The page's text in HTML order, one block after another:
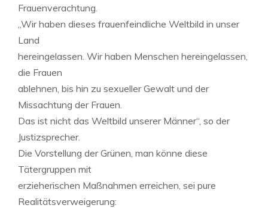
Frauenverachtung.
„Wir haben dieses frauenfeindliche Weltbild in unser
Land
hereingelassen. Wir haben Menschen hereingelassen,
die Frauen
ablehnen, bis hin zu sexueller Gewalt und der
Missachtung der Frauen.
Das ist nicht das Weltbild unserer Männer“, so der
Justizsprecher.
Die Vorstellung der Grünen, man könne diese
Tätergruppen mit
erzieherischen Maßnahmen erreichen, sei pure
Realitätsverweigerung: